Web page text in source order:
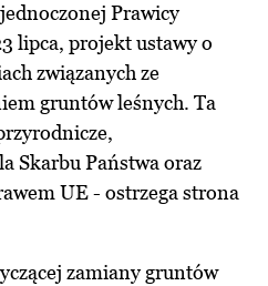
Prawicy
lipca, projekt ustawy o
związanych ze
gruntów leśnych. Ta
Skarbu Państwa oraz
UE - ostrzega strona
zamiany gruntów